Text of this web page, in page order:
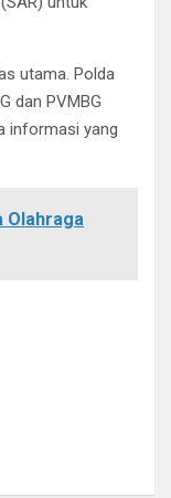
utama. Polda
dan PVMBG
informasi yang
Olahraga